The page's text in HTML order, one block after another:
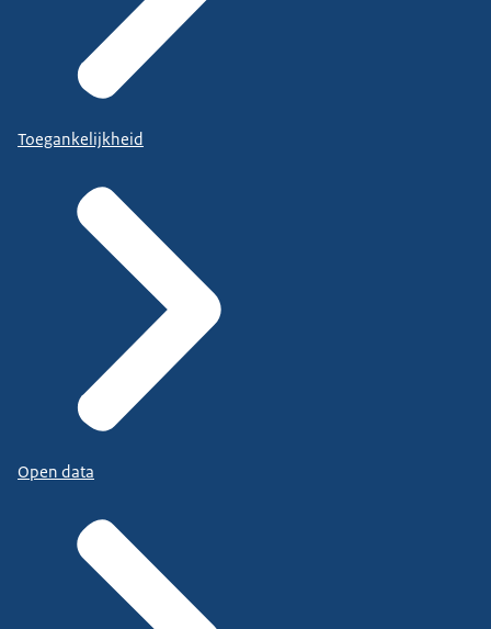
Toegankelijkheid
Open data